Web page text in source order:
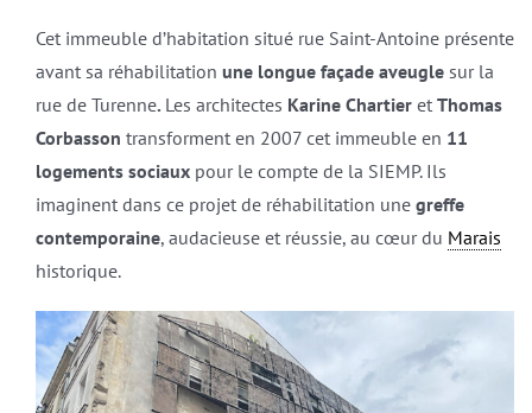
Cet immeuble d’habitation situé rue Saint-Antoine présente
avant sa réhabilitation une longue façade aveugle sur la
rue de Turenne. Les architectes Karine Chartieret Thomas
Corbasson transforment en 2007 cet immeuble en 11
logements sociauxpour le compte de la SIEMP. Ils
imaginent dans ce projet de réhabilitation une greffe
contemporaine, audacieuse et réussie, au cœur du Marais
historique.